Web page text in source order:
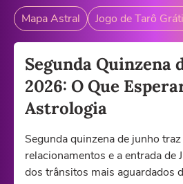
Mapa Astral Jogo de Tarô
Segunda Quinzena
2026: O Que
Astrologia
Segunda quinzena de junho
relacionamentos e a entrada de
dos trânsitos mais aguardados